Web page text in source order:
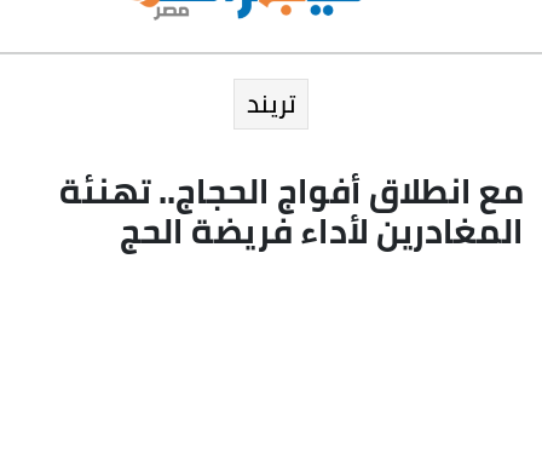
تريند
مع انطلاق أفواج الحجاج.. تهنئة
المغادرين لأداء فريضة الحج